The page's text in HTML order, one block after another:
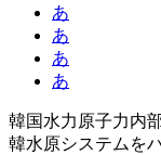
あ
あ
あ
あ
韓国水力原子力内
韓水原システムを